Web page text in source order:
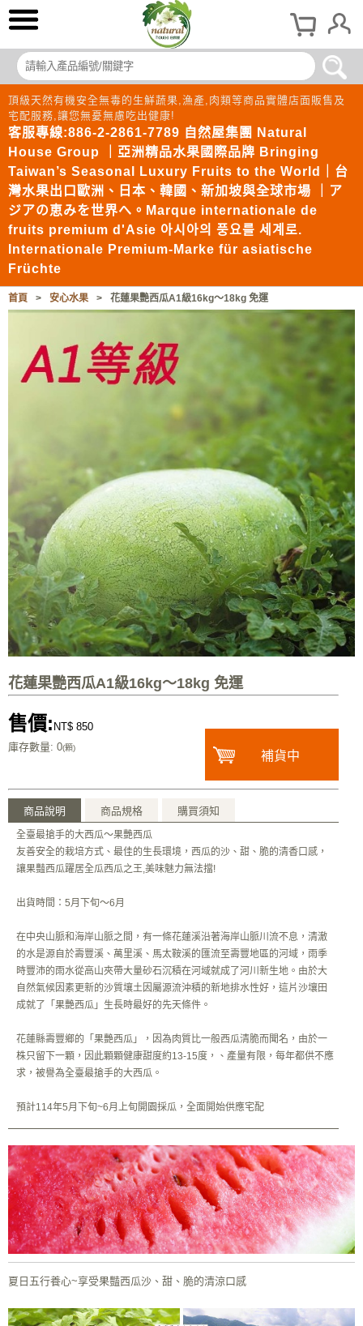
頂級天然有機安全無毒的生鮮蔬果,漁產,肉類等商品實體店面販售及
宅配服務,讓您無憂無慮吃出健康!
客服專線:886-2-2861-7789 自然屋集團 Natural
House Group ｜亞洲精品水果國際品牌 Bringing
Taiwan’s Seasonal Luxury Fruits to the World｜台
灣水果出口歐洲、日本、韓國、新加坡與全球市場 ｜ア
ジアの恵みを世界へ。Marque internationale de
fruits premium d'Asie 아시아의 풍요를 세계로.
Internationale Premium-Marke für asiatische
Früchte
首頁 > 安心水果 > 花蓮果艷西瓜A1級16kg～18kg 免運
花蓮果艷西瓜A1級16kg～18kg 免運
售價: NT$ 850
庫存數量: 0(顆)
補貨中
商品說明 商品規格 購買須知
全臺最搶手的大西瓜～果艷西瓜
友善安全的栽培方式、最佳的生長環境，西瓜的沙、甜、脆的清香口感，
讓果豔西瓜躍居全瓜西瓜之王,美味魅力無法擋!
出貨時間：5月下旬～6月
在中央山脈和海岸山脈之間，有一條花蓮溪沿著海岸山脈川流不息，清澈
的水是源自於壽豐溪、萬里溪、馬太鞍溪的匯流至壽豐地區的河域，雨季
時豐沛的雨水從高山夾帶大量砂石沉積在河域就成了河川新生地。由於大
自然氣候因素更新的沙質壤土因屬源流沖積的新地排水性好，這片沙壤田
成就了「果艷西瓜」生長時最好的先天條件。
花蓮縣壽豐鄉的「果艷西瓜」，因為肉質比一般西瓜清脆而聞名，由於一
株只留下一顆，因此顆顆健康甜度約13-15度，、產量有限，每年都供不應
求，被譽為全臺最搶手的大西瓜。
預計114年5月下旬~6月上旬開園採瓜，全面開始供應宅配
夏日五行養心~享受果豔西瓜沙、甜、脆的清涼口感